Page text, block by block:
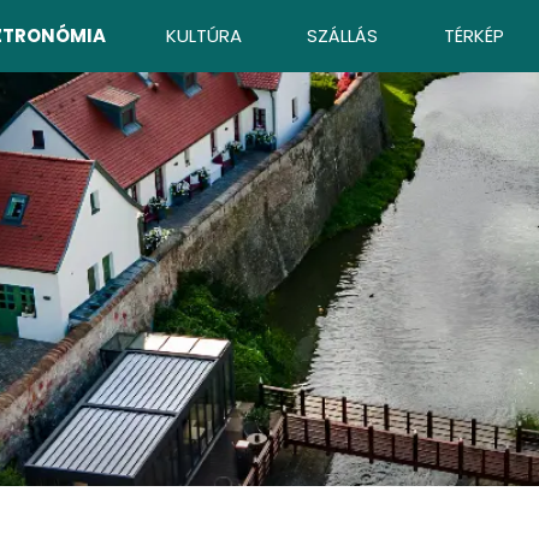
KULTÚRA SZÁLLÁS TÉRKÉP